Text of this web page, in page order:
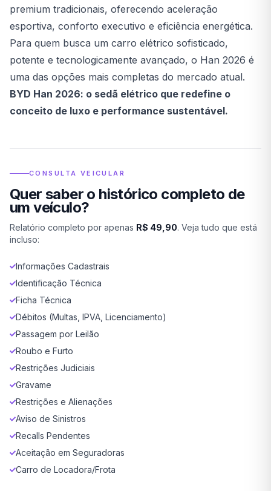
premium tradicionais, oferecendo aceleração
esportiva, conforto executivo e eficiência energética.
Para quem busca um carro elétrico sofisticado,
potente e tecnologicamente avançado, o Han 2026 é
uma das opções mais completas do mercado atual.
BYD Han 2026: o sedã elétrico que redefine o
conceito de luxo e performance sustentável.
CONSULTA VEICULAR
Quer saber o histórico completo de
um veículo?
Relatório completo por apenas R$ 49,90. Veja tudo que está
incluso:
Informações Cadastrais
Identificação Técnica
Ficha Técnica
Débitos (Multas, IPVA, Licenciamento)
Passagem por Leilão
Roubo e Furto
Restrições Judiciais
Gravame
Restrições e Alienações
Aviso de Sinistros
Recalls Pendentes
Aceitação em Seguradoras
Carro de Locadora/Frota